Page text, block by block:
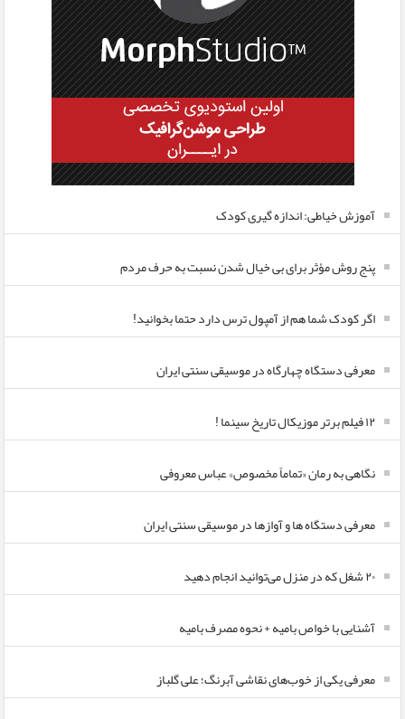
آموزش خیاطی: اندازه گیری کودک
پنج روش مؤثر برای بی خیال شدن نسبت به حرف مردم
اگر کودک شما هم از آمپول ترس دارد حتما بخوانید!
معرفی دستگاه چهارگاه در موسیقی سنتی ایران
۱۲ فیلم برتر موزیکال تاریخ سینما !
نگاهی به رمان «تماماً مخصوص» عباس معروفی
معرفی دستگاه ها و آوازها در موسیقی سنتی ایران
۲۰ شغل که در منزل می‌توانید انجام دهید
آشنایی با خواص بامیه + نحوه مصرف بامیه
معرفی یکی از خوب‌های نقاشی آبرنگ؛ علی گلباز